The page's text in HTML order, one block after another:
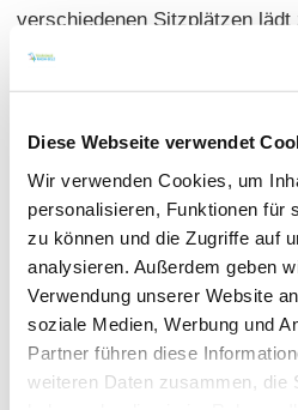
Diese Webseite verwendet
Wir verwenden Cookies, um
personalisieren, Funktionen für
zu können und die Zugriffe auf
analysieren. Außerdem geben
Verwendung unserer Website
soziale Medien, Werbung und
Partner führen diese
weiteren Daten zusammen, die
verschiedenen Sitzplätzen lädt
Genießen ein.
12 €/Nacht. Strom und Wasser
Wehrturm, Haustiere erlaubt,
Bäcker im Ort, Reservierung
Auf Anfrage sind auch